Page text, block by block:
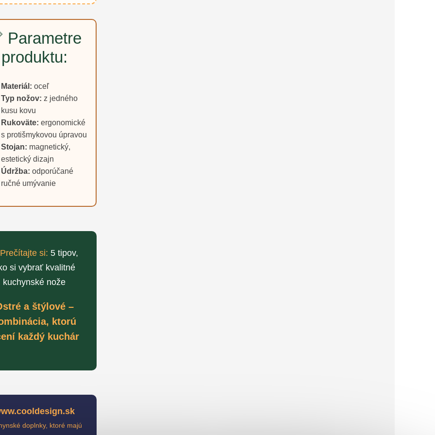
Parametre
produktu:
Materiál: oceľ
Typ nožov: z jedného
kusu kovu
Rukoväte: ergonomické
s protišmykovou úpravou
Stojan: magnetický,
estetický dizajn
Údržba: odporúčané
ručné umývanie
Prečítajte si: 5 tipov,
si vybrať kvalitné
kuchynské nože
a štýlové –
ktorú
každý kuchár
doplnky, ktoré majú